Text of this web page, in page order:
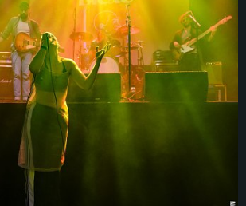
© 2026www.marcusvandam.nl